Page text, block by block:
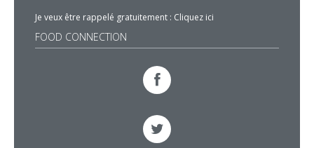
Je veux être rappelé gratuitement : Cliquez ici
FOOD CONNECTION